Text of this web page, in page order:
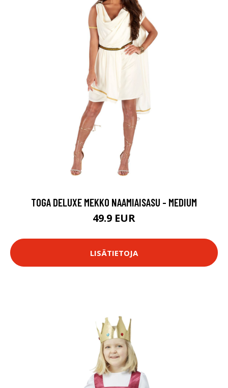
TOGA DELUXE MEKKO NAAMIAISASU - MEDIUM
49.9 EUR
LISÄTIETOJA